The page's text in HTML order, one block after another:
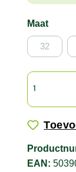
Maat
32
EAN: